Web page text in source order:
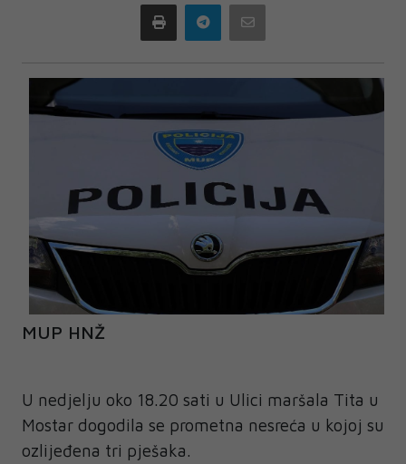
Print Telegram
MUP HNŽ
U nedjelju oko 18.20 sati u Ulici maršala Tita u
Mostar dogodila se prometna nesreća u kojoj su
ozlijeđena tri pješaka.